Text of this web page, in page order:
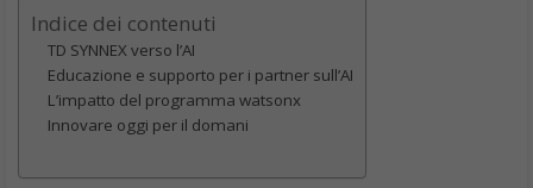
Indice dei contenuti
TD SYNNEX verso l’AI
Educazione e supporto per i partner sull’AI
L’impatto del programma watsonx
Innovare oggi per il domani